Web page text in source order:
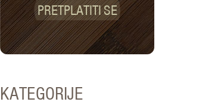
PRETPLATITI SE
KATEGORIJE